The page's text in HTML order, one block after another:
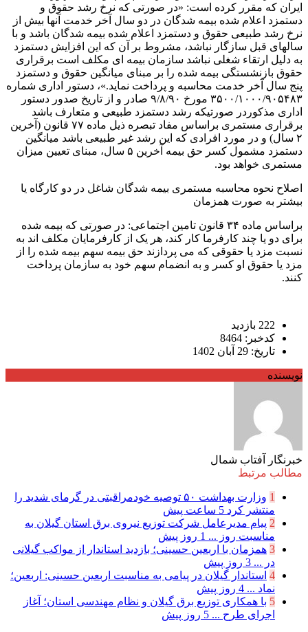
ایران که مقرر کرده است: «در صورتی که نرخ رشد حقوق و
دستمزد اعلام شده بیمه شدگان در دو سال آخر خدمت آنها بیش از
نرخ رشد طبیعی حقوق و دستمزد اعلام شده بیمه شدگان باشد و با
سالهای قبل سازگار نباشد، مشروط بر آن که این افزایش دستمزد
به دلیل ارتقاء شغلی نباشد سازمان بیمه ای مکلف است برقراری
حقوق بازنشستگی بیمه شده را بر مبنای میانگین حقوق و دستمزد
پنج سال آخر خدمت محاسبه و پرداخت نماید.»، دستور اداری شماره
۳۵۰۰/۱۰۰۰/۹۰۵۴۸۳ مورخ ۹/۸/۹۰ صادر و از تاریخ صدور دستور
اداری مذکوردر صورتیکه رشد دستمزد طبیعی و متعارف باشد
برقراری مستمری براساس مفاد تبصره ذیل ماده ۷۷ قانون (آخرین
۲ سال) و در مورد افرادی که این رشد غیر طبیعی باشد میانگین
دستمزد مشمول کسر حق بیمه آخرین ۵ سال، مبنای تعیین میزان
مستمری خواهد بود.
اصلاح نحوه محاسبه مستمری بیمه شدگان شاغل در دو کارگاه یا
بیشتر به صورت همزمان
براساس ماده ۳۴ قانون تامین اجتماعی: در صورتی که بیمه شده
برای دو یا چند کارفرما کار کند، هر یک از کارفرمایان مکلف اند به
نسبت مزد یا حقوقی که می پردازند حق بیمه سهم بیمه شده را از
مزد یا حقوق او کسر و به انضمام سهم خود به سازمان پرداخت
کنند.
222 بازدید
کدخبر: 8464
تاریخ: 29 آبان 1402
نویسنده
خبرنگار آفتاب شمال
مطالب مرتبط
1
وزارت بهداشت ۵۰ توصیه خودمراقبتی در گرمای شدید را
منتشر کرد 5 ساعت پیش
2 پیام مدیرعامل شركت توزیع نیروی برق استان گیلان به
مناسبت روز ... 1 روز پیش
3 همزمان با اربعین حسینی؛ بازدید استاندار از مواکب گیلانی
در ... 3 روز پیش
4 استاندار گیلان در پیامی به مناسبت اربعین حسینی: اربعین؛
نماد ... 4 روز پیش
5 با همکاری توزیع برق گیلان و نظام مهندسی استان؛ آغاز
اجرای طرح ... 5 روز پیش